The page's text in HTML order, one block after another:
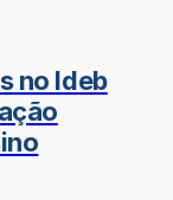
no Ideb